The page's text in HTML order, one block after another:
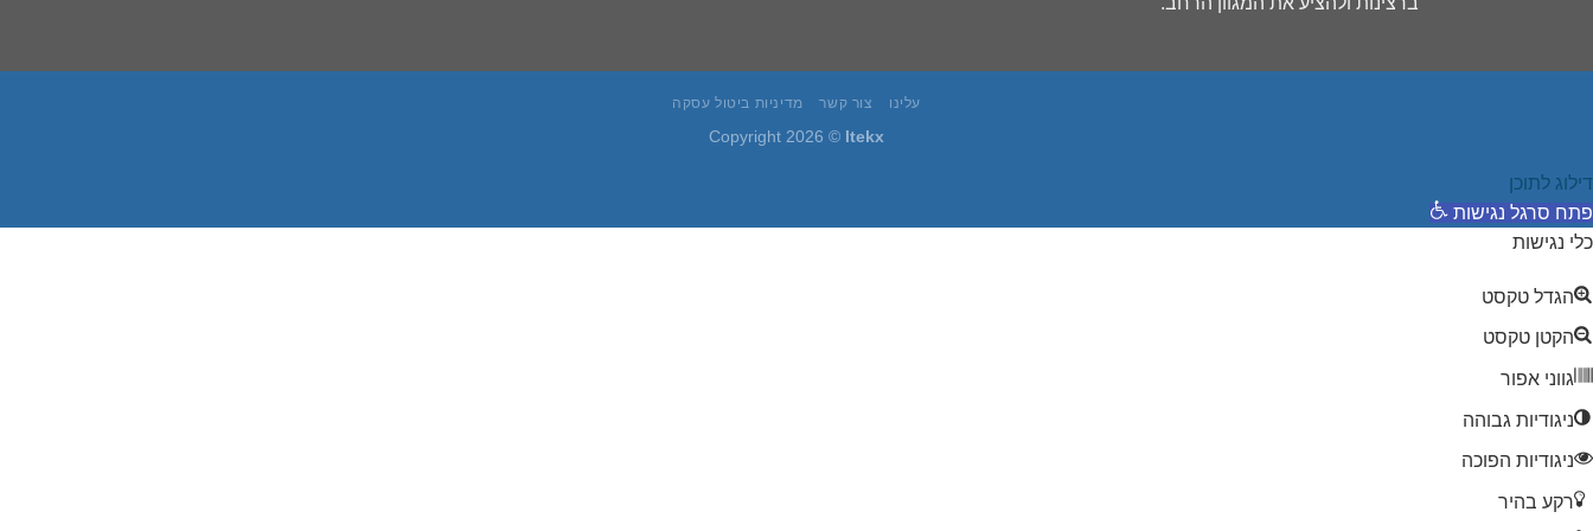
עלינו צור קשר מדיניות ביטול עסקה
Copyright 2026 © Itekx
דילוג לתוכן
פתח סרגל נגישות
כלי נגישות
הגדל טקסט
הקטן טקסט
גווני אפור
ניגודיות גבוהה
ניגודיות הפוכה
רקע בהיר